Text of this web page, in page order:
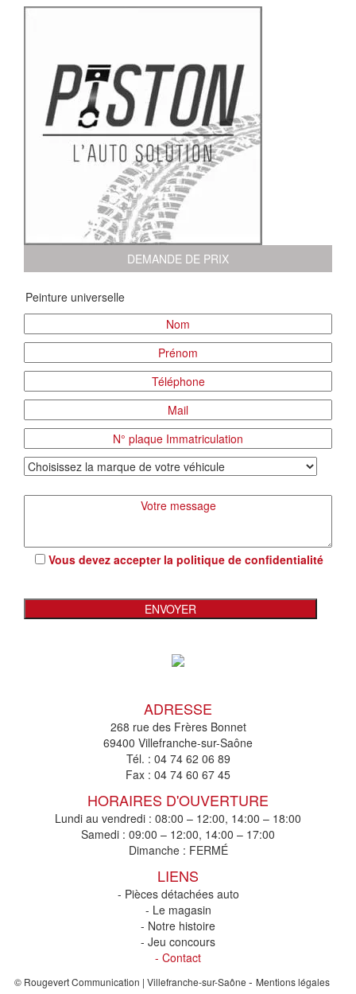
DEMANDE DE PRIX
Vous devez accepter la politique de confidentialité
ADRESSE
268 rue des Frères Bonnet
69400 Villefranche-sur-Saône
Tél. : 04 74 62 06 89
Fax : 04 74 60 67 45
HORAIRES D'OUVERTURE
Lundi au vendredi : 08:00 – 12:00, 14:00 – 18:00
Samedi : 09:00 – 12:00, 14:00 – 17:00
Dimanche : FERMÉ
LIENS
- Pièces détachées auto
- Le magasin
- Notre histoire
- Jeu concours
- Contact
© Rougevert Communication | Villefranche-sur-Saône - Mentions légales